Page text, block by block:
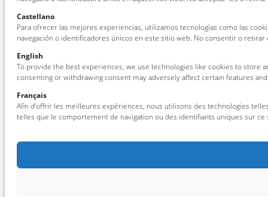
Castellano
Para ofrecer las mejores experiencias, utilizamos tecnologías como las
navegación o identificadores únicos en este sitio web. No consentir o
English
To provide the best experiences, we use technologies like cookies to store
consenting or withdrawing consent may adversely affect certain features
Français
Afin d’offrir les meilleures expériences, nous utilisons des technologies
telles que le comportement de navigation ou des identifiants uniques sur